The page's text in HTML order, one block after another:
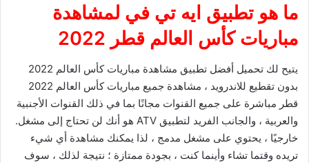
ما هو تطبيق ايه تي في لمشاهدة
مباريات كأس العالم قطر 2022
يتيح لك تحميل أفضل تطبيق مشاهدة مباريات كأس العالم 2022
بدون تقطيع للاندرويد ، مشاهدة جميع مباريات كأس العالم 2022
قطر مباشرة على جميع القنوات مجانًا بما في ذلك القنوات الأجنبية
والعربية ، والجانب الفريد لتطبيق ATV هو أنك لن تحتاج إلى مشغل.
خارجيًا ، يحتوي على مشغل مدمج ، لذا يمكنك مشاهدة أي شيء
تريده وقتما تشاء وأينما كنت ، بجودة ممتازة ؛ نتيجة لذلك ، سوف